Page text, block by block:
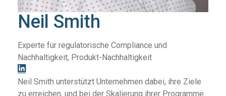
Neil Smith
Experte für regulatorische Compliance und
Nachhaltigkeit, Produkt-Nachhaltigkeit
Neil Smith unterstützt Unternehmen dabei, ihre Ziele
zu erreichen, und bei der Skalierung ihrer Programme.